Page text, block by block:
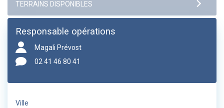
Responsable opérations
Magali Prévost
02 41 46 80 41
Ville